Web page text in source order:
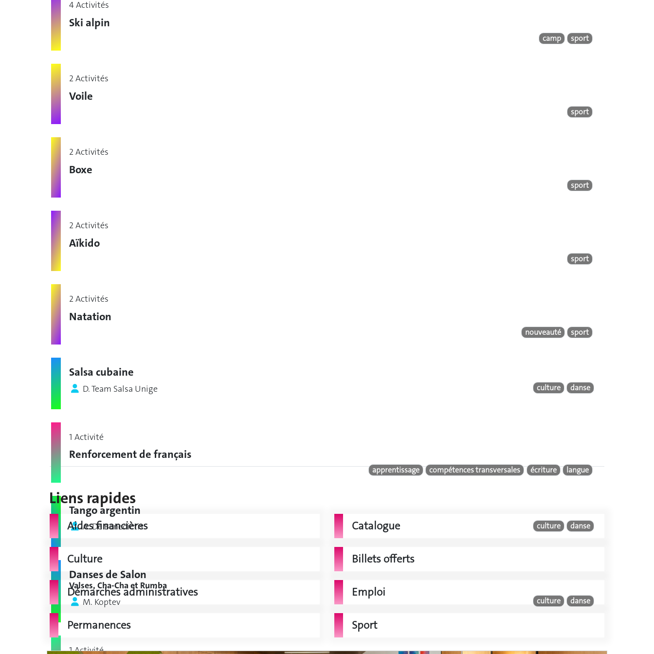
4 Activités
Ski alpin
camp sport
2 Activités
Voile
sport
2 Activités
Boxe
sport
2 Activités
Aïkido
sport
2 Activités
Natation
nouveauté sport
Salsa cubaine
D. Team Salsa Unige culture danse
1 Activité
Renforcement de français
apprentissage compétences transversales écriture langue
Tango argentin
A. De Benedictis culture danse
Danses de Salon
Valses, Cha-Cha et Rumba
M. Koptev
culture danse
1 Activité
Liens rapides
Aides financières Catalogue
Culture Billets offerts
Démarches administratives Emploi
Permanences Sport